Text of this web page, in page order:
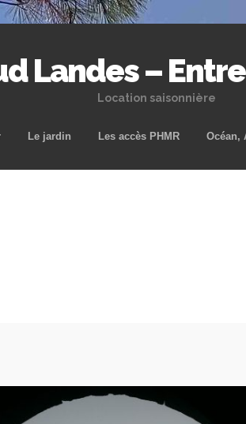
Landes –
Location saisonnière
Aller
Le jardin Les accès PHMR Océan,